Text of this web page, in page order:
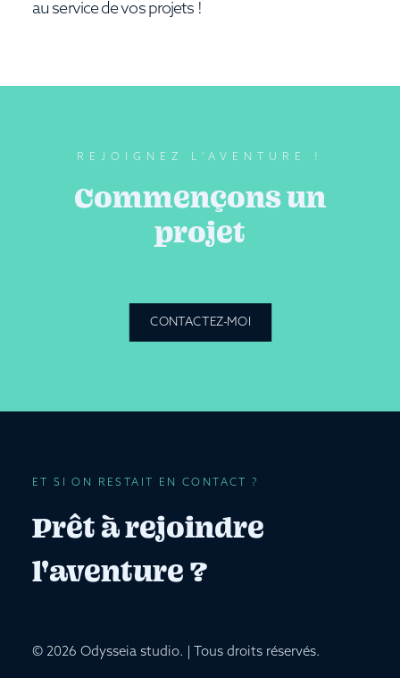
au service de vos projets !
REJOIGNEZ L'AVENTURE !
Commençons un
projet
CONTACTEZ-MOI
ET SI ON RESTAIT EN CONTACT ?
Prêt à rejoindre
l'aventure ?
© 2026 Odysseia studio. | Tous droits réservés.